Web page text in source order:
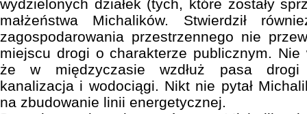
wydzielonych działek (tych, które zostały
małżeństwa Michalików. Stwierdził
zagospodarowania przestrzennego nie
miejscu drogi o charakterze publicznym. Nie
że w międzyczasie wzdłuż pasa drogi
kanalizacja i wodociągi. Nikt nie pytał
na zbudowanie linii energetycznej.